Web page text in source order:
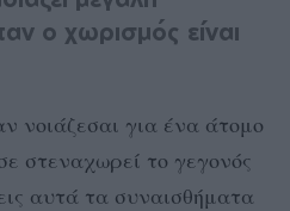
ο χωρισμός είναι
νοιάζεσαι για ένα άτομο
στεναχωρεί το γεγονός
αυτά τα συναισθήματα